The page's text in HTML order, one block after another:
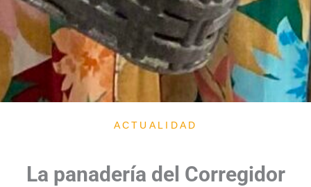
ACTUALIDAD
La panadería del Corregidor